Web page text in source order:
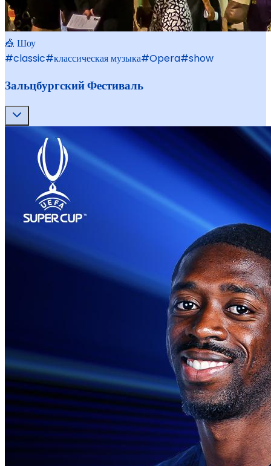
🎪 Шоу
#classic#классическая музыка#Opera#show
Зальцбургский Фестиваль